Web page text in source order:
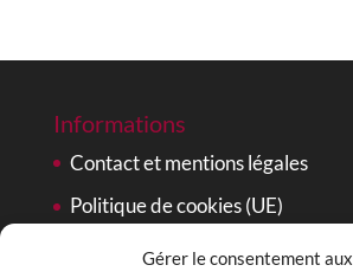
Gérer le consentement aux
Informations
Contact et mentions légales
Politique de cookies (UE)